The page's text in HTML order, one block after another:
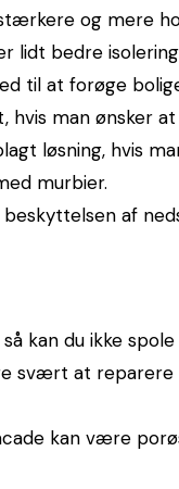
og mere
lidt bedre
til at forøge
hvis man ønsker
løsning, hvis
murbier.
af
kan du ikke
svært at reparere
kan være